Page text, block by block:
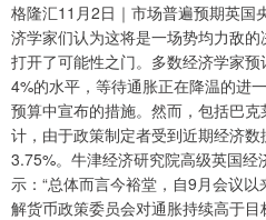
格隆汇11月2日｜市场普遍预期英国
济学家们认为这将是一场势均力敌
打开了可能性之门。多数经济学家
4%的水平，等待通胀正在降温的进
预算中宣布的措施。然而，包括巴
计，由于政策制定者受到近期经济
3.75%。牛津经济研究院高级英国经
示：“总体而言今裕堂，自9月会议
解货币政策委员会对通胀持续高于